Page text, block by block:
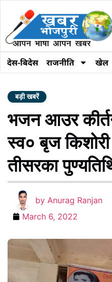
देस-बिदेस राजनीति खेल
बड़ी खबरें
भजन आउर
स्व० बृज
तीसरका
by Anurag Ranjan
March 6, 2022